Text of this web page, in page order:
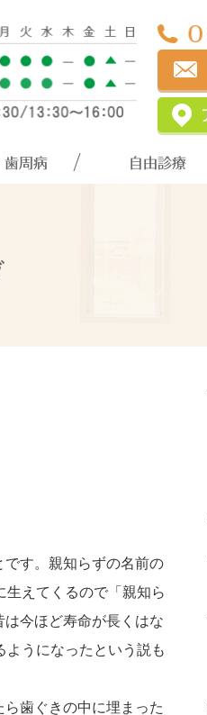
歯周病 自由診療
す。親知らずの名前の
えてくるので「親知ら
今ほど寿命が長くはな
ようになったという説も
歯ぐきの中に埋まった